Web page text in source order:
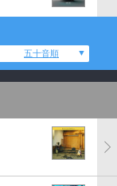
五十音順